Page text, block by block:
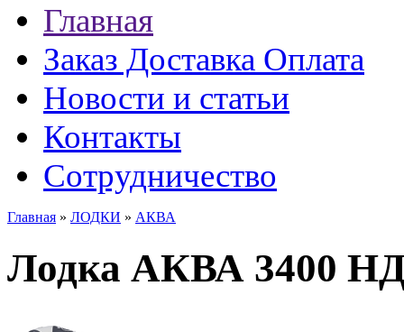
Главная
Заказ Доставка Оплата
Новости и статьи
Контакты
Сотрудничество
Главная » ЛОДКИ » АКВА
Лодка АКВА 3400